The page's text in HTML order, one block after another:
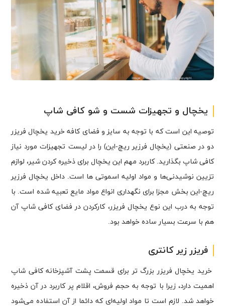
یخچال و تجهیزات شست و شو کافی شاپ
توصیه این است که با توجه به سایز و فضای کافه خرید یخچال فریزر
دو در صنعتی (یخچال فرزیر ریچ-این) را در لیست تجهیزات مورد نیاز
کافی شاپ بگذارید. کاربرد مهم این یخچال برای ذخیره کردن شیر، لوازم
تزیین نوشیدنی‌ها و مواد اولیه اسموتی ها است. داخل یخچال فرزیر
ریچ-این بخش مجزا برای نگهداری انواع مواد مایع تعبیه شده است. با
توجه به درب این نوع یخچال فریزر، کارکردن در فضای کافی شاپ آن
هم با سرعت بسیار ساده خواهد بود.
فریزر زیر کانتری
خرید یخچال فریزر بزرگ تر برای قسمت پشت آشپزخانه کافی شاپ
اهمیت دارد، زیرا با توجه به حجم فروش، اقلام پر کاربرد در آن ذخیره
خواهد شد. لازم است تا مواد اولیه‌ای که دائما از آن استفاده می‌شود